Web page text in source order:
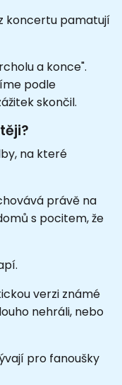
koncertu pamatují
a konce".
podle
skončil.
na které
právě na
s pocitem, že
verzi známé
nehráli, nebo
pro fanoušky